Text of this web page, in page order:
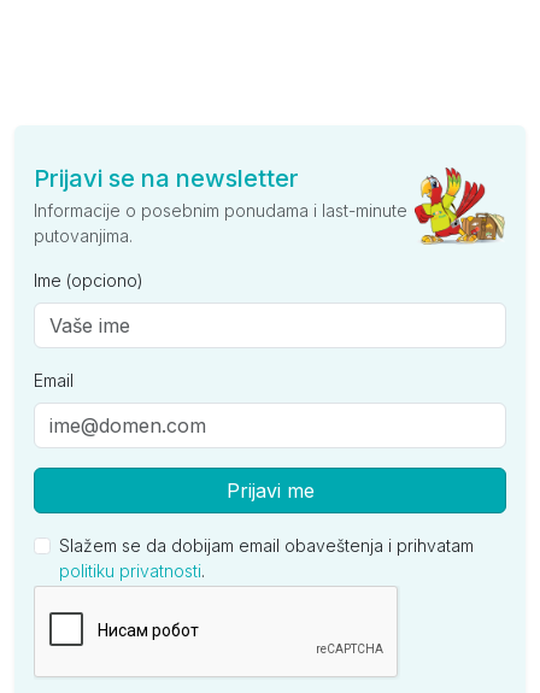
Prijavi se na newsletter
Informacije o posebnim ponudama i last-minute
putovanjima.
Ime (opciono)
Email
Prijavi me
Slažem se da dobijam email obaveštenja i prihvatam
politiku privatnosti.